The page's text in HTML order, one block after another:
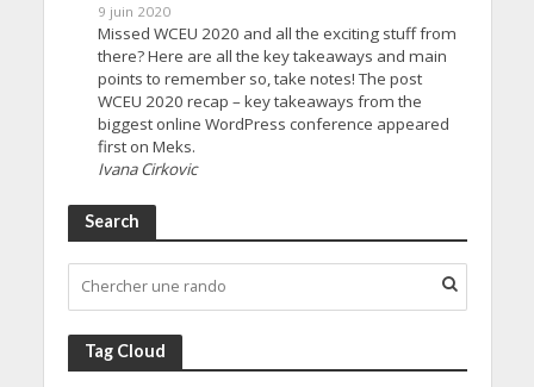
9 juin 2020
Missed WCEU 2020 and all the exciting stuff from
there? Here are all the key takeaways and main
points to remember so, take notes! The post
WCEU 2020 recap – key takeaways from the
biggest online WordPress conference appeared
first on Meks.
Ivana Cirkovic
Search
Tag Cloud